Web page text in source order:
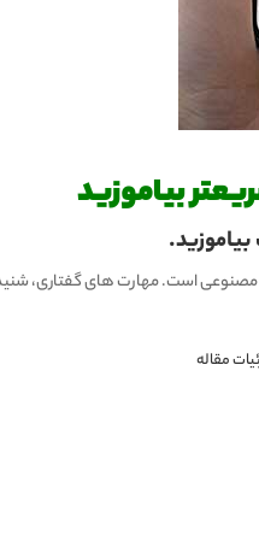
مقاله